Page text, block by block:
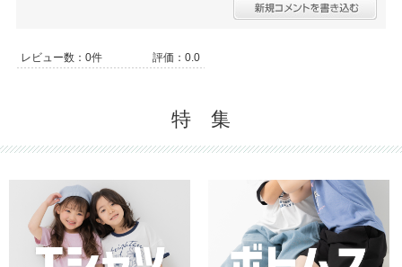
レビュー数：0件 評価：0.0
特 集